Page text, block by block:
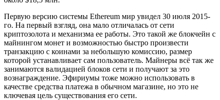
Первую версию системы Ethereum мир увидел 30 июля 2015-
го. На первый взгляд, она мало отличалась от сети
криптозолота и механизма ее работы. Это такой же блокчейн с
майнингом монет и возможностью быстро произвести
транзакцию с коинами за небольшую комиссию, размер
которой устанавливает сам пользователь. Майнеры всё так же
занимаются валидацией блоков сети и получают за это
вознаграждение. Эфириумы тоже можно использовать в
качестве средства платежа в обычном магазине, но это не
ключевая цель существования его сети.